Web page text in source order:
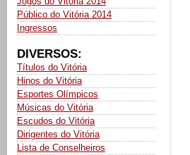
Público do Vitória 2014
Ingressos
DIVERSOS:
Títulos do Vitória
Hinos do Vitória
Esportes Olímpicos
Músicas do Vitória
Escudos do Vitória
Dirigentes do Vitória
Lista de Conselheiros